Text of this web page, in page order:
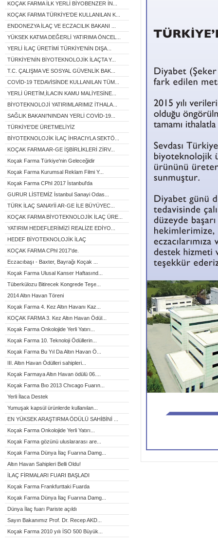
KOÇAK FARMA İLK YERLİ BİYOBENZER İN...
KOÇAK FARMA TÜRKİYE’DE KULLANILAN K...
ENDONEZYA İLAÇ VE ECZACILIK BAKANI ...
YÜKSEK KATMA DEĞERLİ YATIRIMA ÖNCEL...
YERLİ İLAÇ ÜRETİMİ TÜRKİYE'NİN DIŞA...
TÜRKİYE'NİN BİYOTEKNOLOJİK İLAÇTA Y...
T.C. ÇALIŞMA VE SOSYAL GÜVENLİK BAK...
COVİD-19 TEDAVİSİNDE KULLANILAN TÜM...
YERLİ ÜRETİM,İLACIN KAMU MALİYESİNE...
BİYOTEKNOLOJİ YATIRIMLARIMIZ İTHALA...
SAĞLIK BAKANI'NINDAN YERLİ COVİD-19...
TÜRKİYE'DE ÜRETMELİYİZ
BİYOTEKNOLOJİK İLAÇ İHRACIYLA SEKTÖ...
KOÇAK FARMA AR-GE İŞBİRLİKLERİ ZİRV...
Koçak Farma Türkiye'nin Geleceğidir
Koçak Farma Kurumsal Reklam Filmi Y...
Koçak Farma CPhI 2017 İstanbul'da
GURUR LİSTEMİZ İstanbul Sanayi Odas...
TÜRK İLAÇ SANAYİİ AR-GE İLE BÜYÜYEC...
KOÇAK FARMA BİYOTEKNOLOJİK İLAÇ ÜRE...
YATIRIM HEDEFLERİMİZİ REALİZE EDİYO...
HEDEF BİYOTEKNOLOJİK İLAÇ
KOÇAK FARMA CPhl 2017'de.
Eczacıbaşı - Baxter, Bayrağı Koçak ...
Koçak Farma Ulusal Kanser Haftasınd...
Tüberkülozu Bitirecek Kongrede Teşe...
2014 Altın Havan Töreni
Koçak Farma 4. Kez Altın Havanı Kaz...
KOÇAK FARMA 3. Kez Altın Havan Ödül...
Koçak Farma Onkolojide Yerli Yatırı...
Koçak Farma 10. Teknoloji Ödüllerin...
Koçak Farma Bu Yıl Da Altın Havan Ö...
III. Altın Havan Ödülleri sahipleri...
Koçak Farmaya Altın Havan ödülü 06....
Koçak Farma Bıo 2013 Chıcago Fuarın...
Yerli İlaca Destek
Yumuşak kapsül ürünlerde kullanılan...
EN YÜKSEK ARAŞTIRMA ÖDÜLÜ SAHİBİNİ ...
Koçak Farma Onkolojide Yerli Yatırı...
Koçak Farma gözünü uluslararası are...
Koçak Farma Dünya İlaç Fuarına Damg...
Altın Havan Sahipleri Belli Oldu!
İLAÇ FİRMALARI FUARI BAŞLADI
Koçak Farma Frankfurttaki Fuarda
Koçak Farma Dünya İlaç Fuarına Damg...
Dünya İlaç fuarı Pariste açıldı
Sayın Bakanımız Prof. Dr. Recep AKD...
Koçak Farma 2010 yılı İSO 500 Büyük...